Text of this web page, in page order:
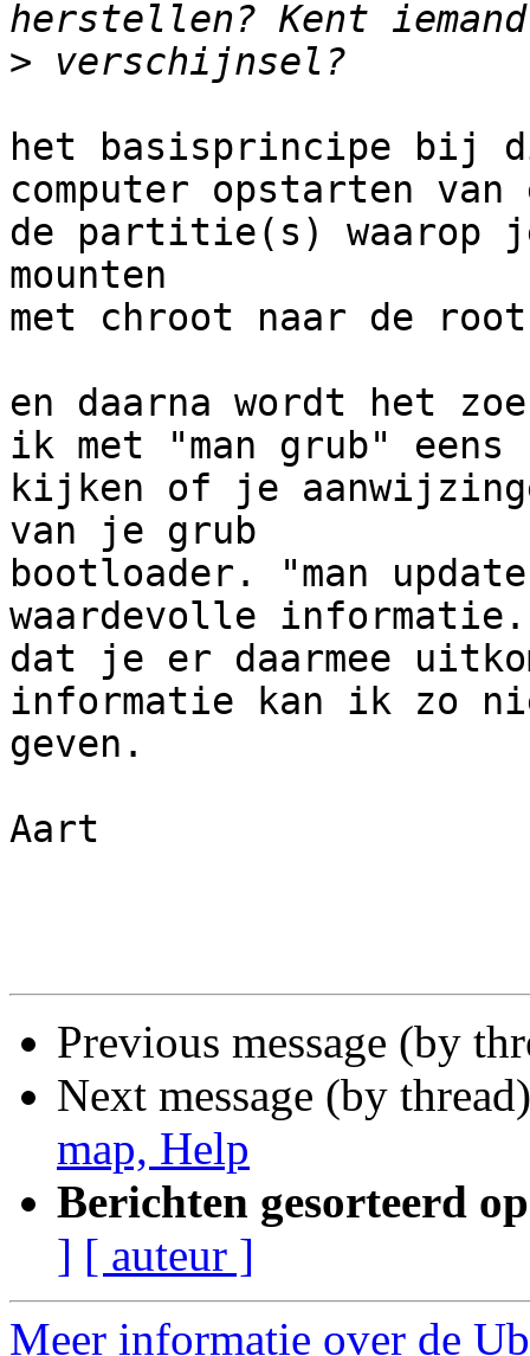
>
het basisprincipe bij
computer opstarten
de partitie(s) waarop
mounten
met chroot naar de
en daarna wordt het
ik met "man grub" eens
kijken of je
van je grub
bootloader. "man
waardevolle
dat je er daarmee
informatie kan ik zo
geven.
Aart
Previous message (by
Next message (by
map, Help
Berichten gesorteerd
] [ auteur ]
Meer informatie over de